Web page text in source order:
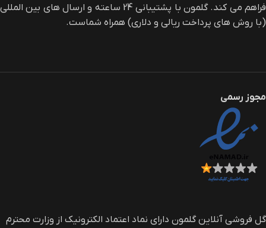
فراهم می کند. گلمون با پشتیبانی 24 ساعته و ارسال های بین المللی
(با روش های پرداخت ریالی و دلاری) همراه شماست.
مجوز رسمی
گل فروشی آنلاین گلمون دارای نماد اعتماد الکترونیک از وزارت محترم